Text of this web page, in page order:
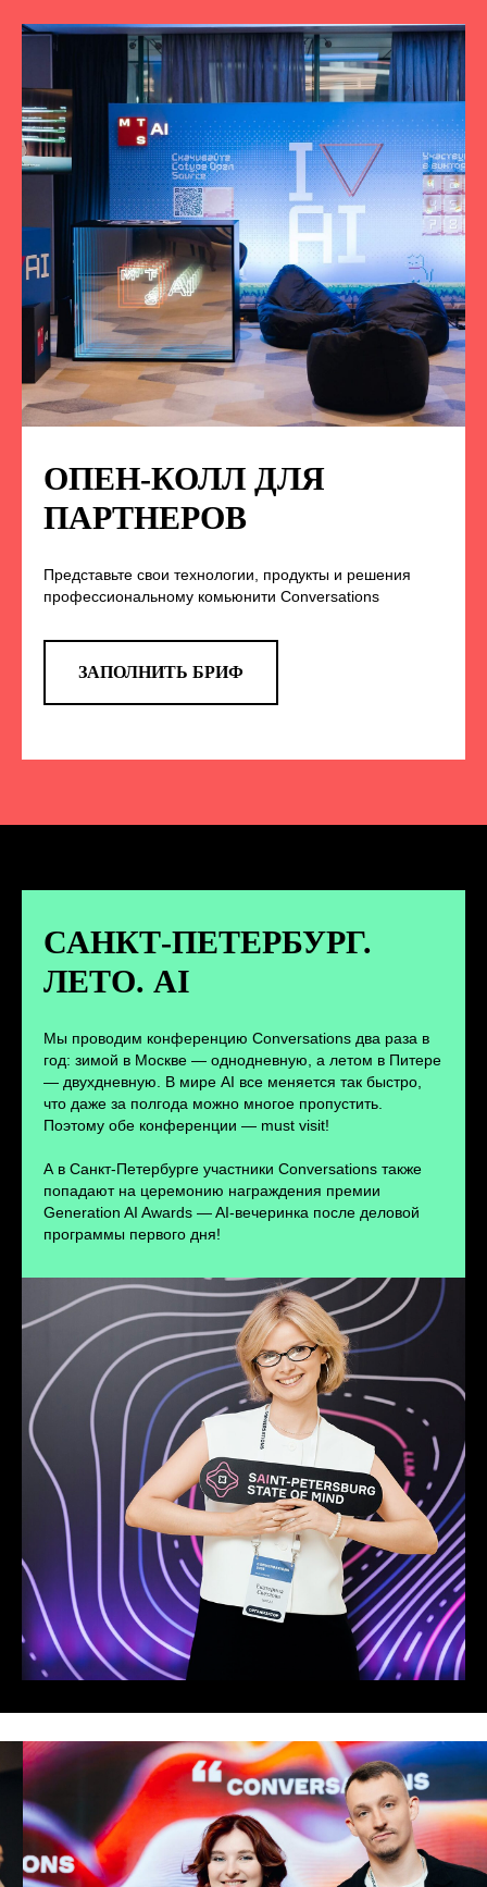
ОПЕН-КОЛЛ ДЛЯ
ПАРТНЕРОВ
Представьте свои технологии, продукты и решения
профессиональному комьюнити Conversations
ЗАПОЛНИТЬ БРИФ
САНКТ-ПЕТЕРБУРГ.
ЛЕТО. AI
Мы проводим конференцию Conversations два раза в
год: зимой в Москве — однодневную, а летом в Питере
— двухдневную. В мире AI все меняется так быстро,
что даже за полгода можно многое пропустить.
Поэтому обе конференции — must visit!
А в Санкт-Петербурге участники Conversations также
попадают на церемонию награждения премии
Generation AI Awards — AI-вечеринка после деловой
программы первого дня!
НА НАС В СОЦСЕТЯХ
TELEGRAM
новости конференции